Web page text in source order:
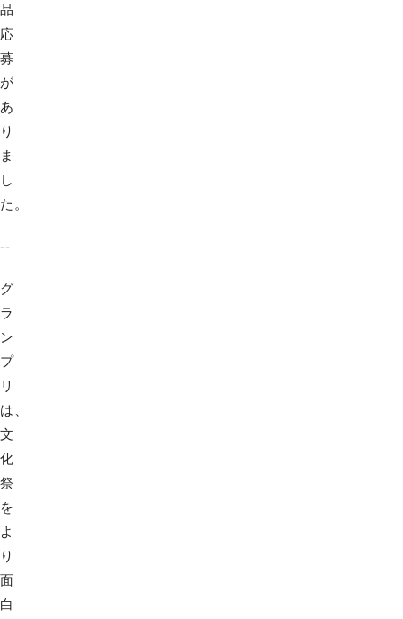
品
応
募
が
あ
り
ま
し
た。
--
グ
ラ
ン
プ
リ
は、
文
化
祭
を
よ
り
面
白